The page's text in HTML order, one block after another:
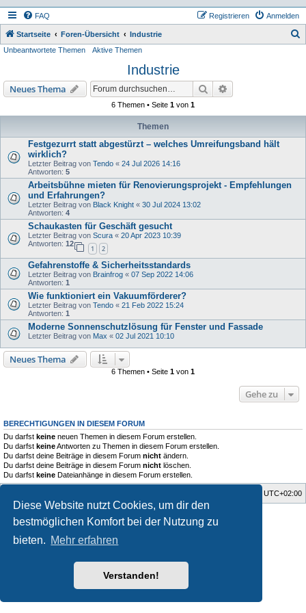
Diese Website nutzt Cookies, um dir den
bestmöglichen Komfort bei der Nutzung zu
bieten. Mehr erfahren
Verstanden!
FAQ Anmelden
Registrieren
Startseite Foren-Übersicht Industrie
Unbeantwortete Themen Aktive Themen
Industrie
Neues Thema Suche
6 Themen • Seite 1 von 1
Themen
Festgezurrt statt abgestürzt – welches Umreifungsband hält
wirklich?
Letzter Beitrag von Tendo « 24 Jul 2026 14:16
Antworten: 5
Arbeitsbühne mieten für Renovierungsprojekt - Empfehlungen
und Erfahrungen?
Letzter Beitrag von Black Knight « 30 Jul 2024 13:02
Antworten: 4
Schaukasten für Geschäft gesucht
Letzter Beitrag von Scura « 20 Apr 2023 10:39
Antworten: 12
1 2
Gefahrenstoffe & Sicherheitsstandards
Letzter Beitrag von Brainfrog « 07 Sep 2022 14:06
Antworten: 1
Wie funktioniert ein Vakuumförderer?
Letzter Beitrag von Tendo « 21 Feb 2022 15:24
Antworten: 1
Moderne Sonnenschutzlösung für Fenster und Fassade
Letzter Beitrag von Max « 02 Jul 2021 10:10
Neues Thema
6 Themen • Seite 1 von 1
Gehe zu
BERECHTIGUNGEN IN DIESEM FORUM
Du darfst keine neuen Themen in diesem Forum erstellen.
Du darfst keineAntworten zu Themen in diesem Forum erstellen.
Du darfst deine Beiträge in diesem Forum nicht ändern.
Du darfst deine Beiträge in diesem Forum nicht löschen.
Du darfst keine Dateianhänge in diesem Forum erstellen.
UTC+02:00
Powered by phpBB ® Forum Software © phpBB Limited
Deutsche Übersetzung durch